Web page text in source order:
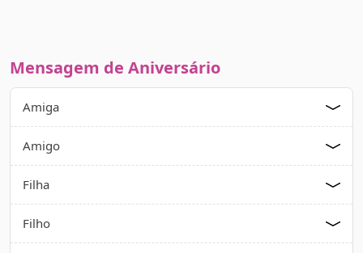
Mensagem de Aniversário
Amiga
Amigo
Filha
Filho